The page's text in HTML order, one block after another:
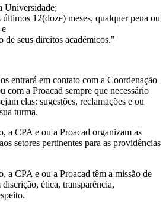
Universidade;
12(doze) meses, qualquer pena ou
de seus direitos acadêmicos."
entrará em contato com a Coordenação
com a Proacad sempre que necessário
elas: sugestões, reclamações e ou
turma.
a CPA e ou a Proacad organizam as
setores pertinentes para as providências
a CPA e ou a Proacad têm a missão de
ética, transparência,